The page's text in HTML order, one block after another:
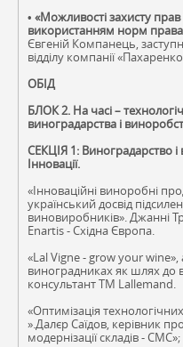
• «Можливості захисту
використанням норм права
Євгеній Компанець,
відділу компанії
ОБІД
БЛОК 2. На часі –
виноградарства і
СЕКЦІЯ 1: Виноградарство і
Інновації.
«Інноваційні виноробні
український досвід
виновиробників». Джанні
Enartis - Східна Європа.
«Lal Vigne - grow your wine»,
виноградниках як шлях до
консультант TM Lallemand.
«Оптимізація
».Далєр Саїдов, керівник
модернізації складів - СМС»;